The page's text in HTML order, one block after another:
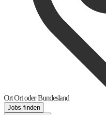
OrtOrt oder Bundesland
Jobs finden